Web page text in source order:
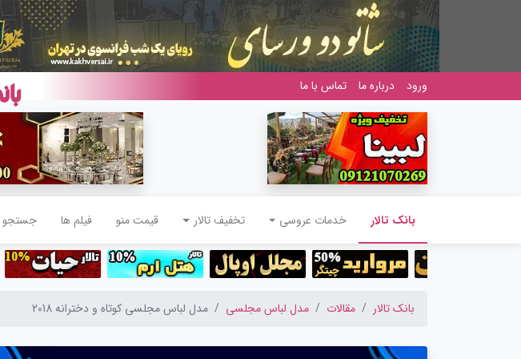
ورود درباره ما تماس با ما
بانک تالار خدمات عروسی تخفیف تالار قیمت منو فیلم ها جستجو
بانک تالار مقالات مدل لباس مجلسی مدل لباس مجلسی کوتاه و دخترانه 2018